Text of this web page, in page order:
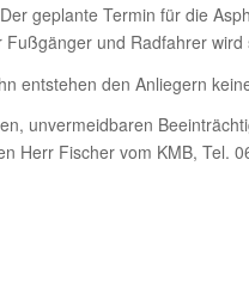
geplante Termin für die
und Radfahrer
entstehen den Anliegern
unvermeidbaren
Herr Fischer vom KMB, Tel.